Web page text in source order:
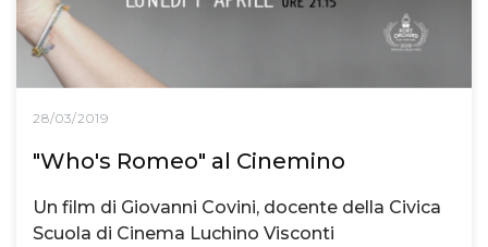
28/03/2019
"Who's Romeo" al Cinemino
Un film di Giovanni Covini, docente della Civica
Scuola di Cinema Luchino Visconti